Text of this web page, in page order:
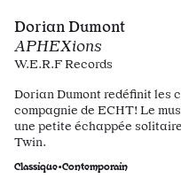
Dorian Dumont
APHEXions
W.E.R.F Records
Dorian Dumont redéfinit les
compagnie de ECHT! Le
une petite échappée
Twin.
Classique•Contemporain